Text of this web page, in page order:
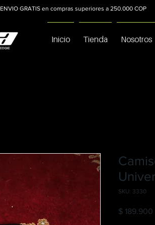
Inicio Tienda Nosotros
ENVIO GRATIS en compras superiores a 250.000 COP
SKU: 3330
$ 189.900